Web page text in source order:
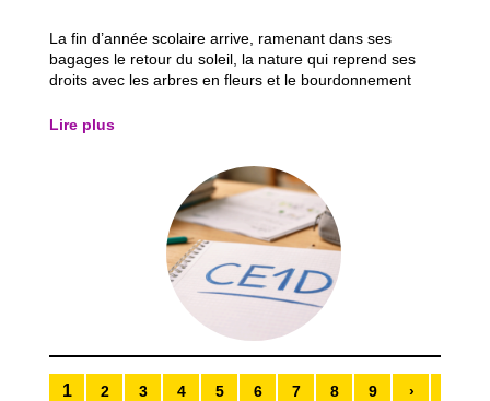
La fin d’année scolaire arrive, ramenant dans ses
bagages le retour du soleil, la nature qui reprend ses
droits avec les arbres en fleurs et le bourdonnement
qui donne un avant-goût de vacances… mais qui, pour
Lire plus
1 2 3 4 5 6 7 8 9 ›